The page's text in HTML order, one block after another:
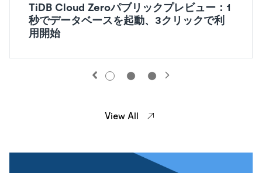
TiDB Cloud Zeroパブリックプレビュー：1
秒でデータベースを起動、3クリックで利
用開始
View All